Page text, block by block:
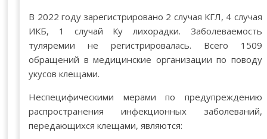
В 2022 году зарегистрировано 2 случая КГЛ, 4 случая
ИКБ, 1 случай Ку лихорадки. Заболеваемость
туляремии не регистрировалась. Всего 1509
обращений в медицинские организации по поводу
укусов клещами.
Неспецифическими мерами по предупреждению
распространения инфекционных заболеваний,
передающихся клещами, являются: